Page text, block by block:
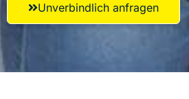
Unverbindlich anfragen